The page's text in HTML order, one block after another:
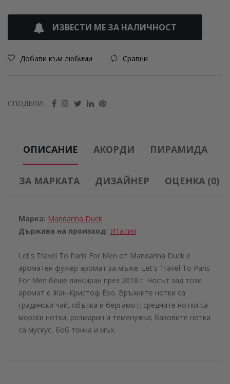
ИЗВЕСТИ МЕ ЗА НАЛИЧНОСТ
Добави към любими Сравни
СПОДЕЛИ:
ОПИСАНИЕ АКОРДИ ПИРАМИДА
ЗА МАРКАТА ДИЗАЙНЕР ОЦЕНКА (0)
Марка: Mandarina Duck
Държава на произход: Италия
Let's Travel To Paris For Men от Mandarina Duck е
ароматен фужер аромат за мъже. Let's Travel To Paris
For Men беше лансиран през 2018 г. Носът зад този
аромат е Жан-Кристоф Еро. Връхните нотки са
градински чай, ябълка и бергамот; средните нотки са
морски нотки, розмарин и теменужка; базовите нотки
са мускус, боб тонка и мъх.